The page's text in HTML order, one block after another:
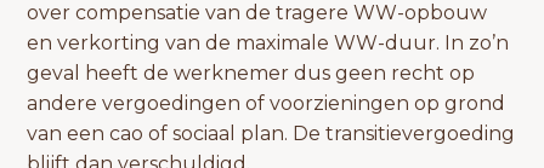
over compensatie van de tragere WW-opbouw
en verkorting van de maximale WW-duur. In zo’n
geval heeft de werknemer dus geen recht op
andere vergoedingen of voorzieningen op grond
van een cao of sociaal plan. De transitievergoeding